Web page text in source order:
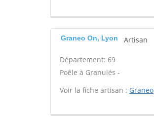
Graneo On, Lyon Artisan
Département: 69
Poêle à Granulés -
Voir la fiche artisan : Graneo